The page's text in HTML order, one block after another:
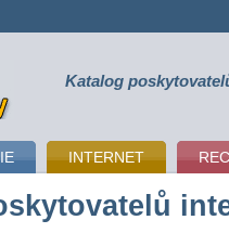
Katalog
INTERNET